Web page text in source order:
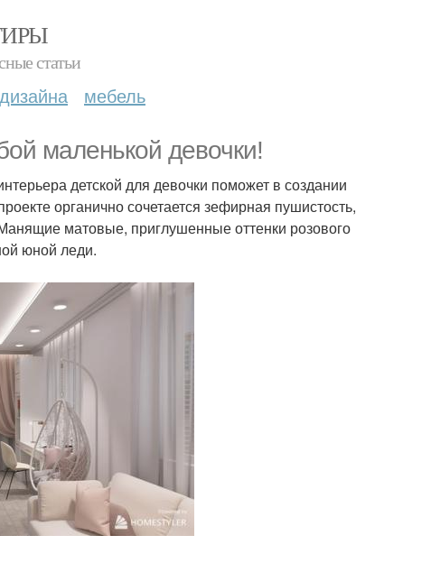
статьи
мебель
маленькой девочки!
детской для девочки поможет в создании
органично сочетается зефирная пушистость,
матовые, приглушенные оттенки розового
юной леди.